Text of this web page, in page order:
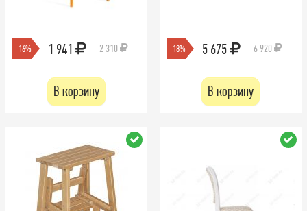
-16% 1 941 2 310
В корзину
-18% 5 675 6 920
В корзину